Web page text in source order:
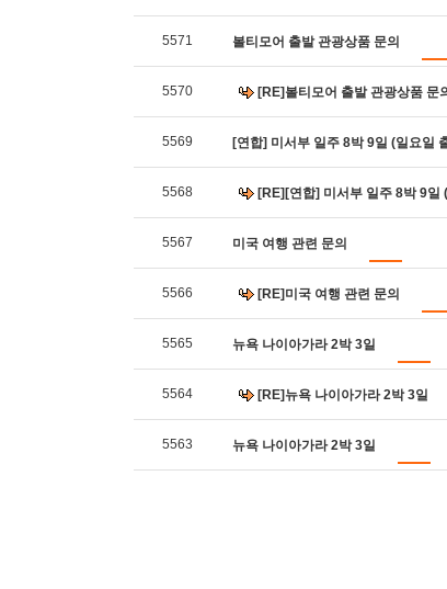
5571 볼티모어 출발 관광상품 문의
5570 [RE]볼티모어 출발 관광상품 문
5569 [연합] 미서부 일주 8박 9일 (일요일
5568 [RE][연합] 미서부 일주 8박 9일
5567 미국 여행 관련 문의
5566 [RE]미국 여행 관련 문의
5565 뉴욕 나이아가라 2박 3일
5564 [RE]뉴욕 나이아가라 2박 3일
5563 뉴욕 나이아가라 2박 3일